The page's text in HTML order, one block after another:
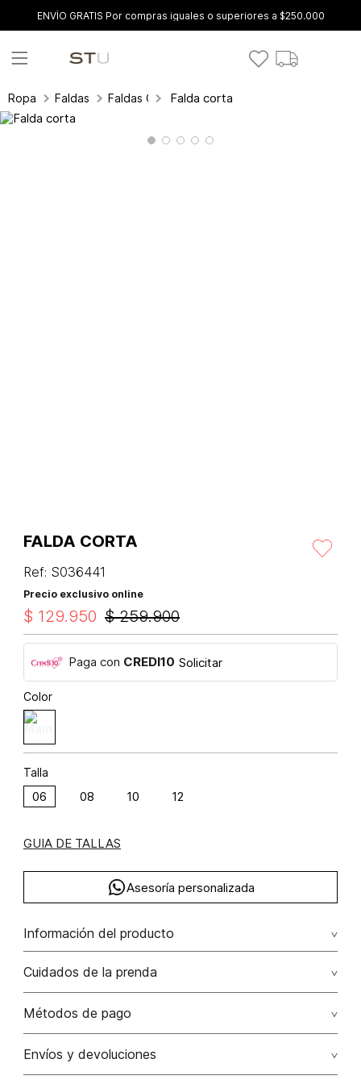
ENVÍO GRATIS Por compras iguales o superiores a $250.000
Ropa Faldas Faldas CortasFalda corta
FALDA CORTA
Ref: S036441
Precio exclusivo online
$ 259.900
$ 129.950
Paga con CREDI10 Solicitar
Color
Talla
06 08 10 12
GUIA DE TALLAS
Asesoría personalizada
Información del producto
Falda corta poliéster 87% poliamida 13% 87.00%
poliéster/polyester13.00% poliamida/polyamide
Cuidados de la prenda
No dejar en remojo /lavar por separado / no utilizar
No usar lejia
Métodos de pago
Tarjetas de crédito: Visa, Dinners, Master Card y American
Envíos y devoluciones